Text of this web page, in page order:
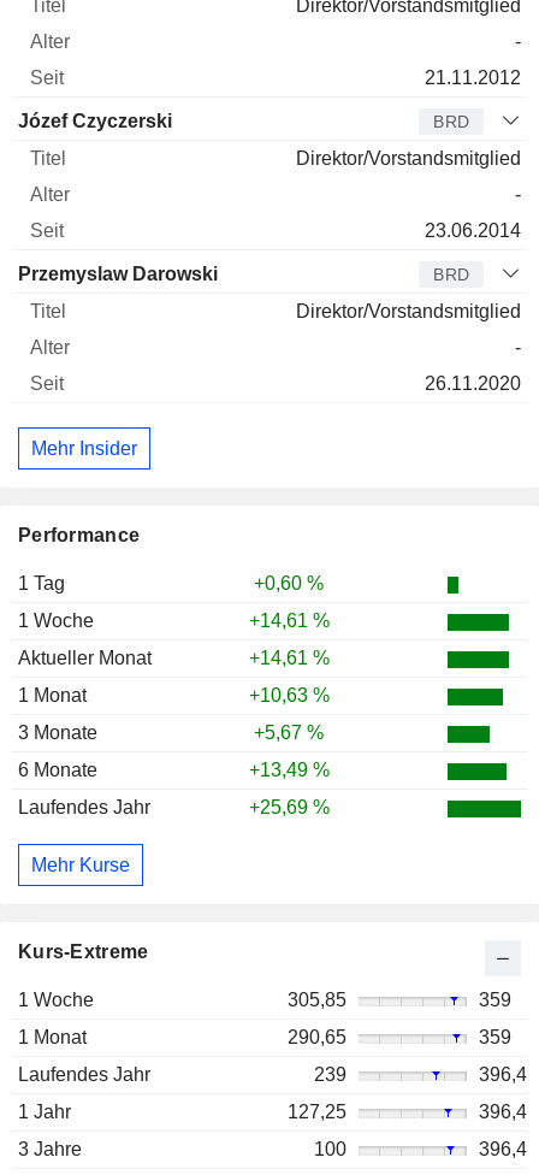
Performance
1 Tag
+0,60 %
1 Woche
+14,61 %
Aktueller Monat
+14,61 %
1 Monat
+10,63 %
3 Monate
+5,67 %
6 Monate
+13,49 %
Laufendes Jahr
+25,69 %
Mehr Kurse
Kurs-Extreme
1 Woche 305,85
359
1 Monat
290,65
359
Laufendes Jahr
239
396,4
1 Jahr
127,25
396,4
3 Jahre
100
396,4
Direktor/Vorstandsmitglied
-
21.11.2012
Józef Czyczerski BRD
Direktor/Vorstandsmitglied
-
23.06.2014
Przemyslaw Darowski BRD
Direktor/Vorstandsmitglied
-
26.11.2020
Mehr Insider